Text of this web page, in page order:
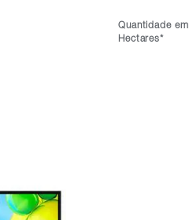
Quantidade em
Hectares*